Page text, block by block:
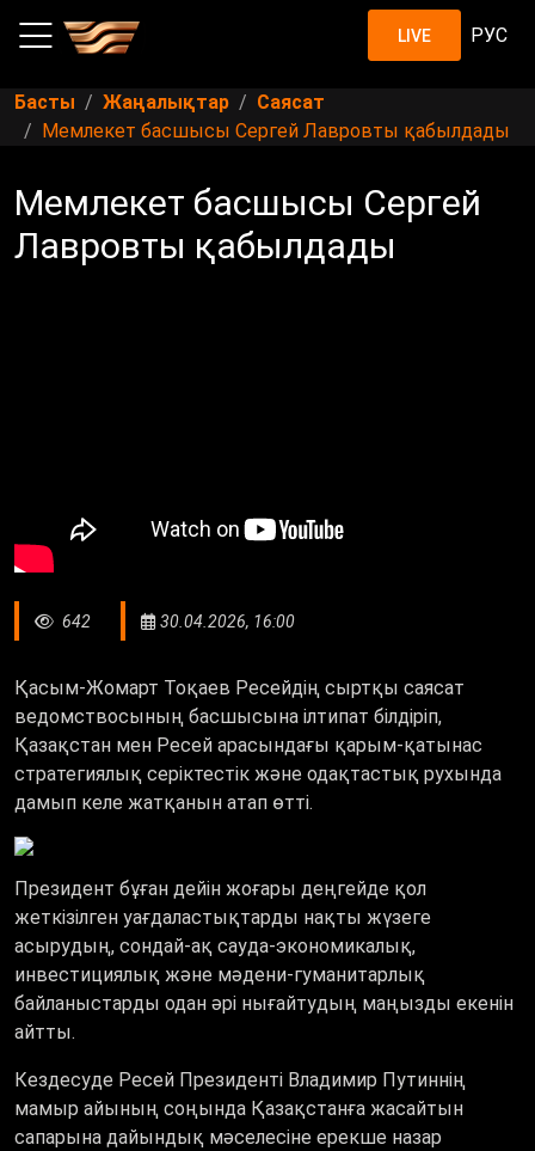
LIVE РУС
Басты Жаңалықтар
Саясат
Мемлекет басшысы Сергей Лавровты қабылдады
Мемлекет басшысы Сергей
Лавровты қабылдады
642 30.04.2026, 16:00
Қасым-Жомарт Тоқаев Ресейдің сыртқы саясат
ведомствосының басшысына ілтипат білдіріп,
Қазақстан мен Ресей арасындағы қарым-қатынас
стратегиялық серіктестік және одақтастық рухында
дамып келе жатқанын атап өтті.
Президент бұған дейін жоғары деңгейде қол
жеткізілген уағдаластықтарды нақты жүзеге
асырудың, сондай-ақ сауда-экономикалық,
инвестициялық және мәдени-гуманитарлық
байланыстарды одан әрі нығайтудың маңызды екенін
айтты.
Кездесуде Ресей Президенті Владимир Путиннің
мамыр айының соңында Қазақстанға жасайтын
сапарына дайындық мәселесіне ерекше назар